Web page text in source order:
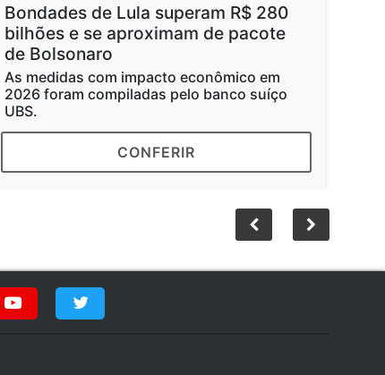
Bondades de Lula superam R$ 280
bilhões e se aproximam de pacote
de Bolsonaro
As medidas com impacto econômico em
2026 foram compiladas pelo banco suíço
UBS.
CONFERIR